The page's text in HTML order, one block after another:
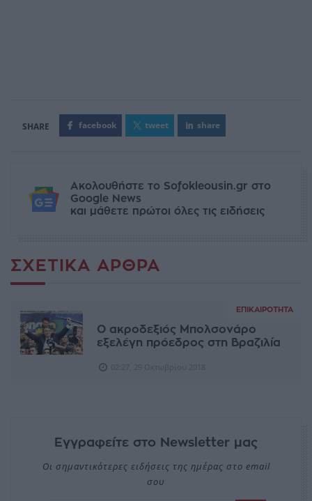
facebook tweet share
Ακολουθήστε το Sofokleousin.gr στο
Google News
και μάθετε πρώτοι όλες τις ειδήσεις
ΣΧΕΤΙΚΆ ΆΡΘΡΑ
ΕΠΙΚΑΙΡΌΤΗΤΑ
Ο ακροδεξιός Μπολσονάρο
εξελέγη πρόεδρος στη Βραζιλία
Εγγραφείτε στο Newsletter μας
Οι σημαντικότερες ειδήσεις της ημέρας στο email
σου